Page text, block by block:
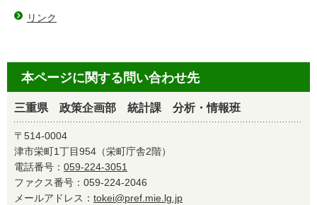
リンク
本ページに関する問い合わせ先
三重県 政策企画部 統計課 分析・情報班
〒514-0004
津市栄町1丁目954（栄町庁舎2階）
電話番号： 059-224-3051
ファクス番号：059-224-2046
メールアドレス： tokei@pref.mie.lg.jp